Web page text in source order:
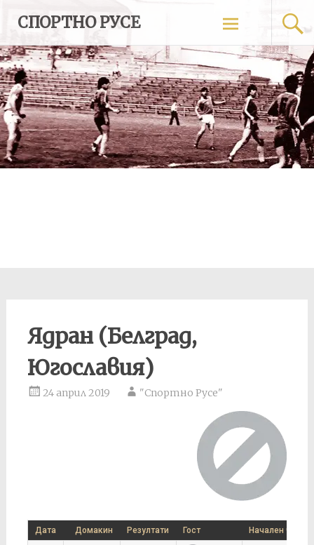
content
СПОРТНО РУСЕ
Ядран (Белград,
Югославия)
24 април 2019 "Спортно Русе"
Дата Домакин Резултати Гост Начален час